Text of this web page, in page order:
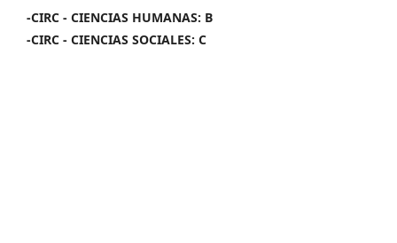
-CIRC - CIENCIAS HUMANAS: B
-CIRC - CIENCIAS SOCIALES: C